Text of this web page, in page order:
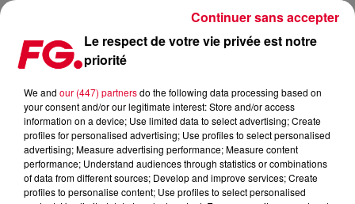
MAXXIMUM DJ'S : EELKE KLEIJN
Le respect de votre vie privée est notre
priorité
We and our (447) partnersdo the following data processing based on
your consent and/or our legitimate interest: Store and/or access
information on a device; Use limited data to select advertising; Create
profiles for personalised advertising; Use profiles to select personalised
advertising; Measure advertising performance; Measure content
performance; Understand audiences through statistics or combinations
of data from different sources; Develop and improve services; Create
profiles to personalise content; Use profiles to select personalised
Continuer sans accepter